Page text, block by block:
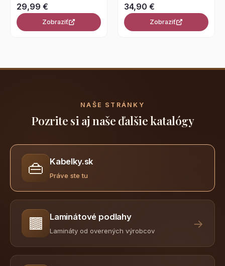
29,99 €
Zobraziť
34,90 €
Zobraziť
NAŠE STRÁNKY
Pozrite si aj naše ďalšie katalógy
👜 Kabelky.sk
Práve ste tu
🟫 Laminátové podlahy
Lamináty od overených výrobcov
→